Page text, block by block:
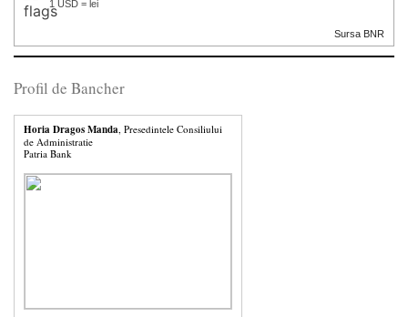
1 USD = lei
Sursa BNR
Profil de Bancher
Horia Dragos Manda, Presedintele Consiliului
de Administratie
Patria Bank